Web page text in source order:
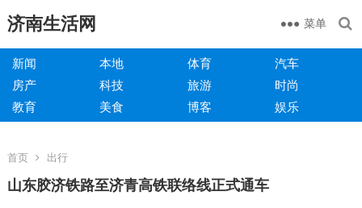
济南生活网 菜单
新闻 本地 体育
汽车
房产
科技 旅游
时尚
教育
美食 博客 娱乐
首页 出行
山东胶济铁路至济青高铁联络线正式通车